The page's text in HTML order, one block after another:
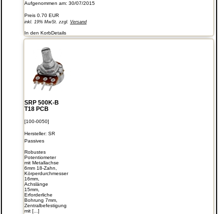
Aufgenommen am: 30/07/2015
Preis 0.70 EUR
inkl. 19% MwSt. zzgl. Versand
In den KorbDetails
SRP 500K-B
T18 PCB
[100-0050]
Hersteller: SR
Passives
Robustes
Potentiometer
mit Metallachse
6mm 18-Zahn,
Körperdurchmesser
16mm,
Achslänge
15mm,
Erforderliche
Bohrung 7mm,
Zentralbefestigung
mit [...]